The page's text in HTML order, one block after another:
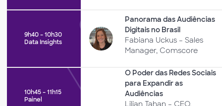
9h40 – 10h30
Data Insights
Panorama das Audiências
Digitais no Brasil
Fabiana Uckus – Sales
Manager, Comscore
10h45 – 11h15
Painel
O Poder das Redes Sociais
para Expandir as
Audiências
Lilian Tahan – CEO,